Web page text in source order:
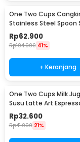
One Two Cups
Stainless Steel Spoon
Cup 120ml - 201
Rp62.900
Rp104.900 41%
+ Keranjang
One Two Cups Milk
Susu Latte Art
Stainless Steel 350ml -
Rp32.600
Rp41.000 21%